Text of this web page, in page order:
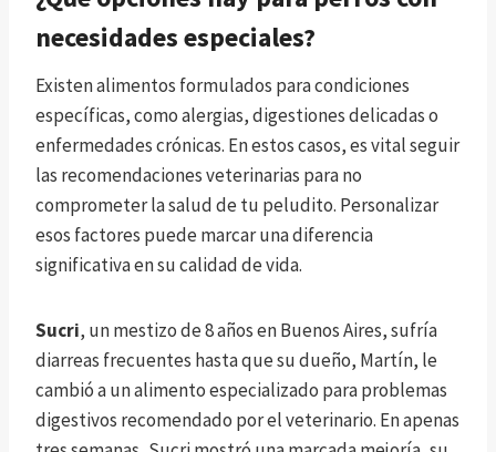
necesidades especiales?
Existen alimentos formulados para condiciones
específicas, como alergias, digestiones delicadas o
enfermedades crónicas. En estos casos, es vital seguir
las recomendaciones veterinarias para no
comprometer la salud de tu peludito. Personalizar
esos factores puede marcar una diferencia
significativa en su calidad de vida.
Sucri, un mestizo de 8 años en Buenos Aires, sufría
diarreas frecuentes hasta que su dueño, Martín, le
cambió a un alimento especializado para problemas
digestivos recomendado por el veterinario. En apenas